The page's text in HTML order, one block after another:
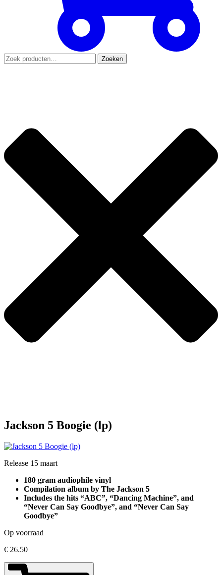
Zoeken
naar:
Zoeken
Jackson 5 Boogie (lp)
Release 15 maart
180 gram audiophile vinyl
Compilation album by The Jackson 5
Includes the hits “ABC”, “Dancing Machine”, and
“Never Can Say Goodbye”, and “Never Can Say
Goodbye”
Op voorraad
€ 26.50